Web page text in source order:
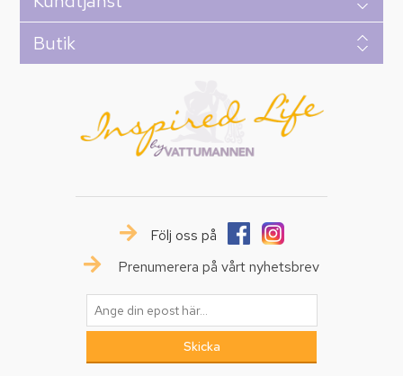
Butik
Följ oss på
Prenumerera på vårt nyhetsbrev